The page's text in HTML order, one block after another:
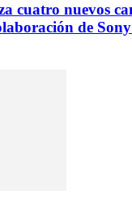
cuatro nuevos
de